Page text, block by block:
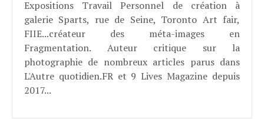
Expositions Travail Personnel de création à
galerie Sparts, rue de Seine, Toronto Art fair,
FIIE...créateur des méta-images en
Fragmentation. Auteur critique sur la
photographie de nombreux articles parus dans
L'Autre quotidien.FR et 9 Lives Magazine depuis
2017...